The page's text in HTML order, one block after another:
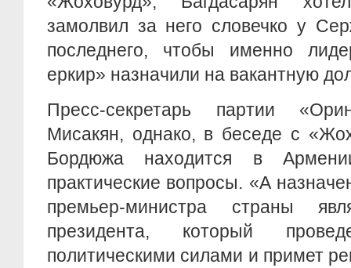
замолвил за него словечко у
последнего, чтобы именно
еркир» назначили на вакантную
Пресс-секретарь партии
Мисакян, однако, в беседе с
Бордюжа находится в
практические вопросы. «А
премьер-министра страны
президента, который
политическими силами и примет